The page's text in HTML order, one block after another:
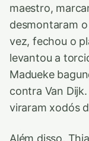
maestro,
desmontaram
vez, fechou o
levantou a
Madueke
contra Van
viraram xodós
Além disso,